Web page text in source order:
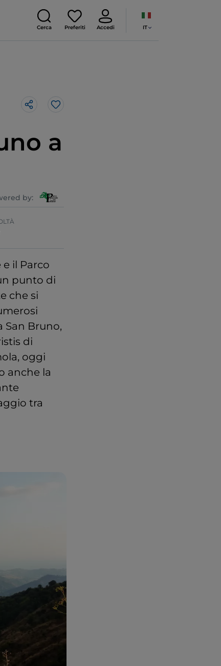
Cerca Preferiti Accedi IT
a
by:
il Parco
punto di
che si
San Bruno,
di
oggi
anche la
tra
Like